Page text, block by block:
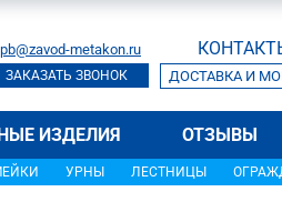
metakon.ru
ЗАКАЗАТЬ ЗВОНОК ДОСТАВКА И
ИЗДЕЛИЯ ОТЗЫВЫ
УРНЫ ЛЕСТНИЦЫ